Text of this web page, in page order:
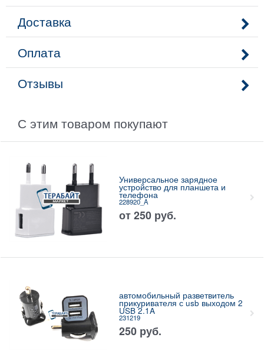
Доставка
Оплата
Отзывы
С этим товаром покупают
Универсальное зарядное
устройство для планшета и
телефона
228920_A
от 250 руб.
автомобильный разветвитель
прикуривателя с usb выходом 2
USB 2.1A
231219
250 руб.